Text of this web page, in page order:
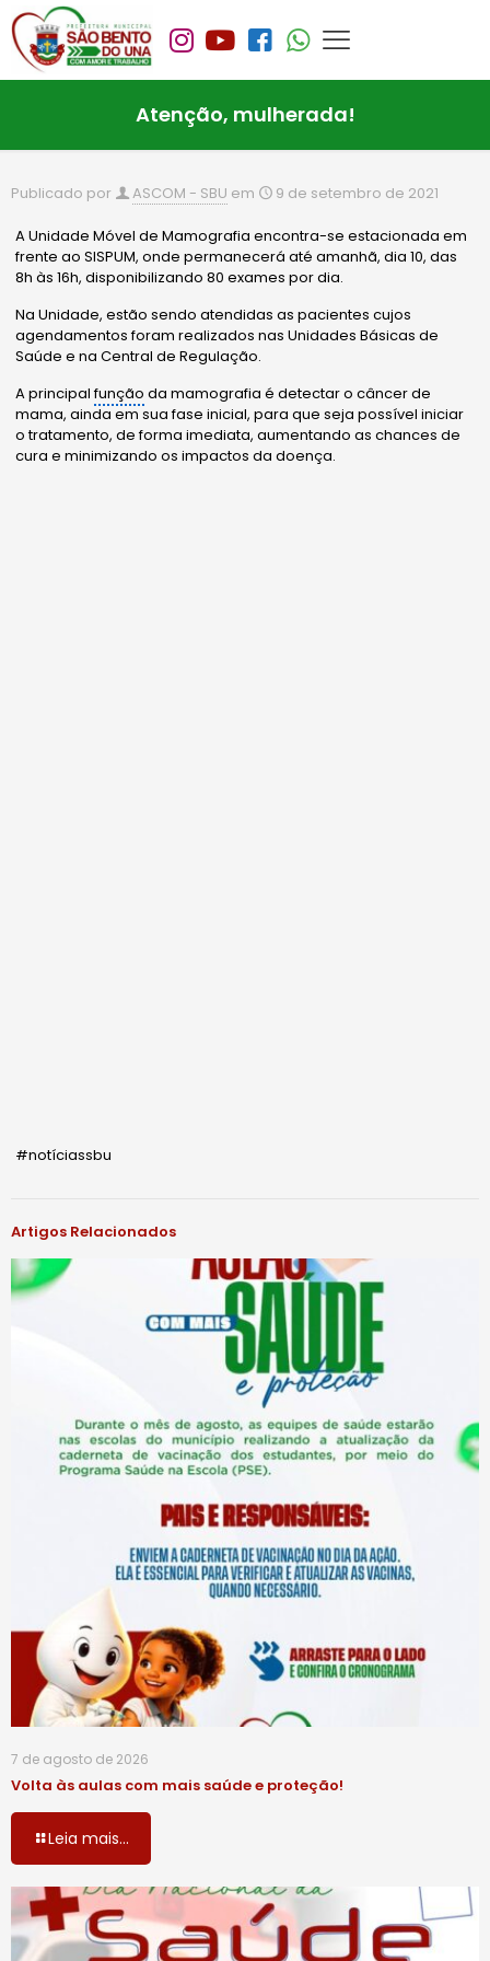
Atenção, mulherada!
Publicado por ASCOM - SBU em 9 de setembro de 2021
A Unidade Móvel de Mamografia encontra-se estacionada em
frente ao SISPUM, onde permanecerá até amanhã, dia 10, das
8h às 16h, disponibilizando 80 exames por dia.
Na Unidade, estão sendo atendidas as pacientes cujos
agendamentos foram realizados nas Unidades Básicas de
Saúde e na Central de Regulação.
A principalfunção da mamografia é detectar o câncer de
mama, ainda em sua fase inicial, para que seja possível iniciar
o tratamento, de forma imediata, aumentando as chances de
cura e minimizando os impactos da doença.
#notíciassbu
Artigos Relacionados
7 de agosto de 2026
Volta às aulas com mais saúde e proteção!
Leia mais...